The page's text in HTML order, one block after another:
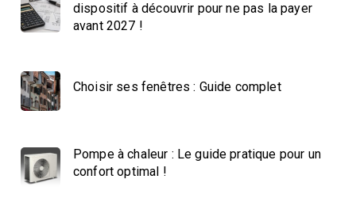
dispositif à découvrir pour ne pas la payer
avant 2027 !
Choisir ses fenêtres : Guide complet
Pompe à chaleur : Le guide pratique pour un
confort optimal !